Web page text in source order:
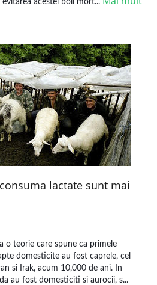
acestei boli mort...
lactate sunt mai
o teorie care spune ca primele
domesticite au fost caprele, cel
si Irak, acum 10,000 de ani. In
au fost domesticiti si aurocii, s...